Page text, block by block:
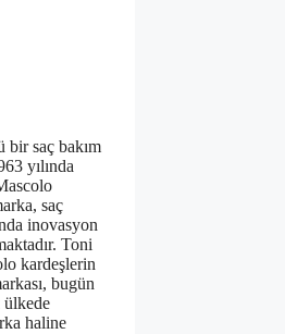
bir saç bakım
yılında
saç
inovasyon
Toni
kardeşlerin
bugün
ülkede
haline